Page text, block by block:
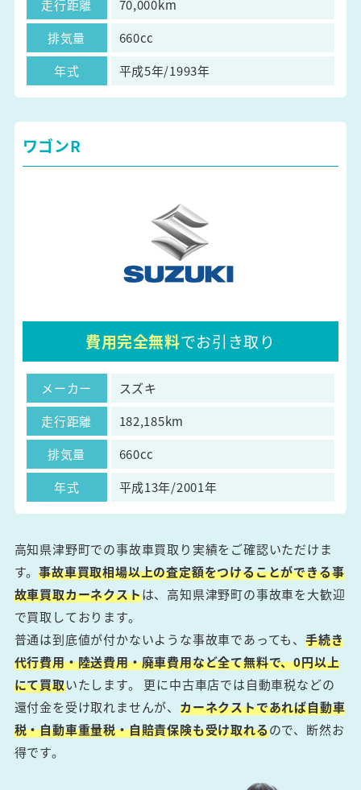
走行距離
70,000km
排気量
660cc
年式
平成5年/1993年
ワゴンR
費用完全無料でお引き取り
メーカー
スズキ
走行距離
182,185km
排気量
660cc
年式
平成13年/2001年
高知県津野町での事故車買取り実績をご確認いただけま
す。事故車買取相場以上の査定額をつけることができる事
故車買取カーネクストは、高知県津野町の事故車を大歓迎
で買取しております。
普通は到底値が付かないような事故車であっても、手続き
代行費用・陸送費用・廃車費用など全て無料で、0円以上
にて買取いたします。 更に中古車店では自動車税などの
還付金を受け取れませんが、カーネクストであれば自動車
税・自動車重量税・自賠責保険も受け取れるので、断然お
得です。